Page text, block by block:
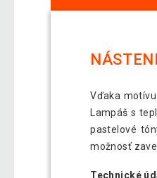
Vďaka
Lampáš s
pastelové
možnosť
Technické